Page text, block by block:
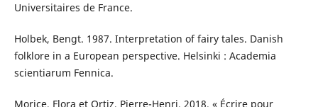
Universitaires de France.
Holbek, Bengt. 1987. Interpretation of fairy tales. Danish
folklore in a European perspective. Helsinki : Academia
scientiarum Fennica.
Morice, Flora et Ortiz, Pierre-Henri. 2018. « Écrire pour